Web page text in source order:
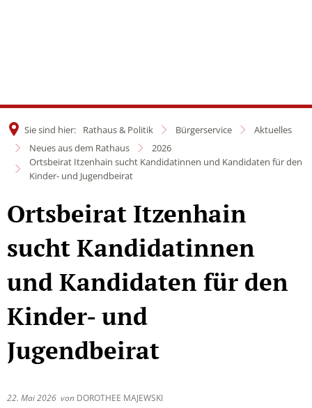
Sie sind hier: Rathaus & Politik Bürgerservice
Aktuelles
Neues aus dem Rathaus
2026
Ortsbeirat Itzenhain sucht Kandidatinnen und Kandidaten für den
Kinder- und Jugendbeirat
Ortsbeirat Itzenhain
sucht Kandidatinnen
und Kandidaten für den
Kinder- und
Jugendbeirat
22. Mai 2026 von DOROTHEE MAJEWSKI